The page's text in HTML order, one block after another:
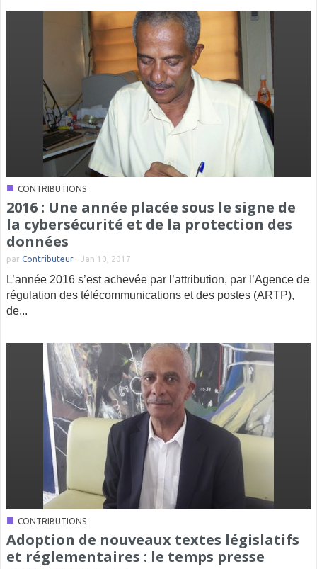
■ CONTRIBUTIONS
2016 : Une année placée sous le signe de
la cybersécurité et de la protection des
données
par Contributeur - Jan 10, 2017
L’année 2016 s’est achevée par l’attribution, par l’Agence de
régulation des télécommunications et des postes (ARTP),
de...
■ CONTRIBUTIONS
Adoption de nouveaux textes législatifs
et réglementaires : le temps presse